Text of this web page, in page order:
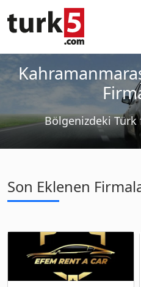
Bölgenizdeki Türk
Son Eklenen